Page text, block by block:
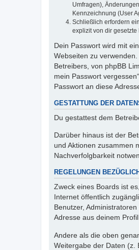
Umfragen),
Kennzeichnung (User
Schließlich erfordern
explizit von dir
Dein Passwort wird mit
Webseiten zu
Betreibers, von phpBB
mein Passwort
Passwort an diese
GESTATTUNG DER
Du gestattest dem
Darüber hinaus ist der
und Aktionen zusammen
Nachverfolgbarkeit
REGELUNGEN
Zweck eines Boards ist
Internet öffentlich
Benutzer,
Adresse aus deinem
Andere als die oben
Weitergabe der Daten (z.